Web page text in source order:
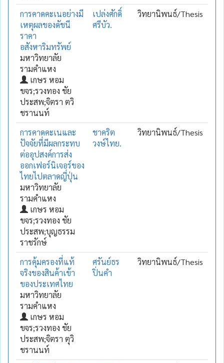
การคาดคะเนอย่างมี
เหตุผลของดัชนี
ราคา
อสังหาริมทรัพย์
มหาวิทยาลัย
รามคำแหง
เกษร หอม
ขจร;รวงทอง ชัย
ประสพ;จิตรา ตวิ
ชรานนท์
เปล่งศักดิ์
ศรีบัว.
วิทยานิพนธ์/Thesis
การคาดคะเนและ
ปัจจัยที่มีผลกระทบ
ต่ออุปสงค์การส่ง
ออกเฟอร์นิเจอร์ของ
ไทยไปตลาดญี่ปุ่น
มหาวิทยาลัย
รามคำแหง
เกษร หอม
ขจร;รวงทอง ชัย
ประสพ;บุญธรรม
ราชรักษ์
ชาคริต
วงษ์ไทย.
วิทยานิพนธ์/Thesis
การคุ้มครองที่แท้
จริงของสินค้าเข้า
ของประเทศไทย
มหาวิทยาลัย
รามคำแหง
เกษร หอม
ขจร;รวงทอง ชัย
ประสพ;จิตรา ตุวิ
ชรานนท์
ศรันย์ธร
ปิ่นคำ
วิทยานิพนธ์/Thesis